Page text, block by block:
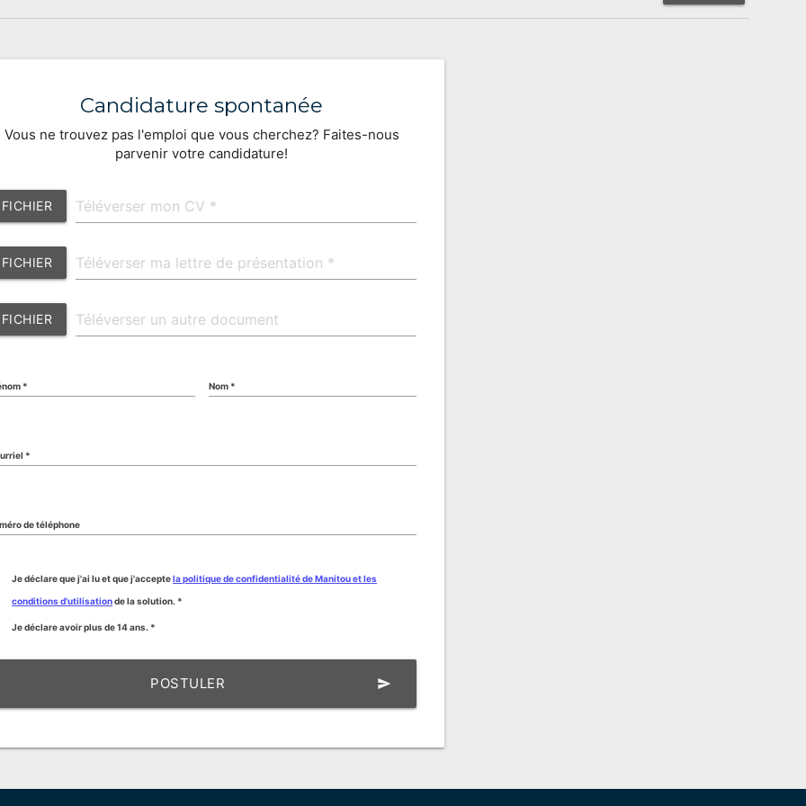
Candidature spontanée
Vous ne trouvez pas l'emploi que vous cherchez? Faites-nous
parvenir votre candidature!
FICHIER
FICHIER
FICHIER
* Nom *
*
de téléphone
Je déclare que j'ai lu et que j'acceptela politique de confidentialité de Manitou et les
conditions d'utilisationde la solution. *
Je déclare avoir plus de 14 ans. *
send
POSTULER